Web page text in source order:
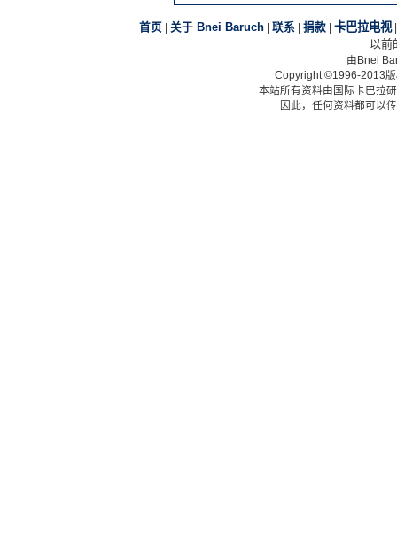
首页 | 关于 Bnei Baruch | 联系 | 捐款 | 卡巴拉电视
以
由Bnei
Copyright ©1996-2013
本站所有资料由国际卡巴拉
因此，任何资料都可以